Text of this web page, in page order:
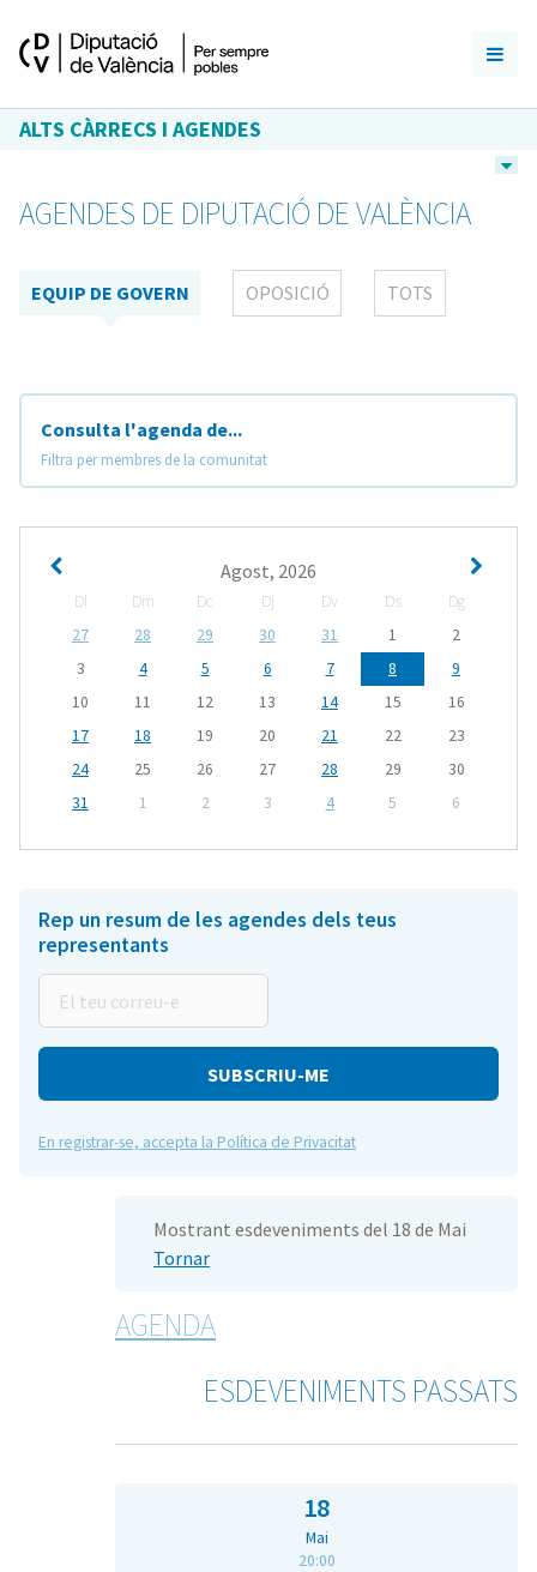
ALTS CÀRRECS I AGENDES
AGENDES DE DIPUTACIÓ DE VALÈNCIA
EQUIP DE GOVERN OPOSICIÓ TOTS
Consulta l'agenda de...
Filtra per membres de la comunitat
Agost, 2026
Dl Dm Dc Dj Dv Ds
Dg
27
28 29 30 31 1
2
3
4 5 6 7 8
9
10
11 12 13 14 15
16
17
18 19 20 21 22
23
24
25 26 27 28 29
30
31
1 2 3 4 5 6
Rep un resum de les agendes dels teus
representants
teu
correu-
En registrar-se, accepta la Política de Privacitat
Mostrant esdeveniments del 18 de Mai
Tornar
AGENDA
ESDEVENIMENTS PASSATS
18
Mai
20:00